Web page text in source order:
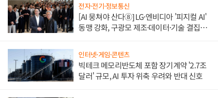
전자·전기·정보통신
[AI 뭉쳐야 산다⑧] LG·엔비디아 '피지컬 AI'
동맹 강화, 구광모 제조·데이터·기술 결집
인터넷·게임·콘텐츠
빅테크 메모리반도체 포함 장기계약 '2.7조
달러' 규모, AI 투자 위축 우려와 반대 신호